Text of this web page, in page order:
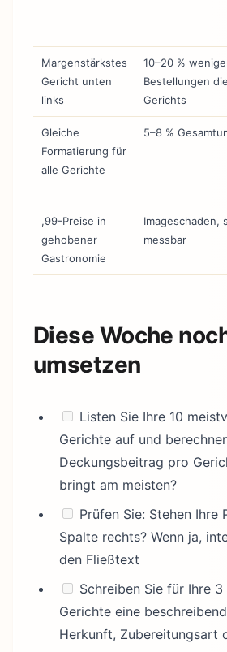
Margenstärkstes
Gericht unten
links
10–20 %
Bestellungen
Gerichts
Gleiche
Formatierung für
alle Gerichte
5–8 %
,99-Preise in
gehobener
Gastronomie
Imageschaden,
messbar
Diese Woche
umsetzen
Listen Sie Ihre 10
Gerichte auf und
Deckungsbeitrag pro
bringt am meisten?
Prüfen Sie: Stehen Ihre
Spalte rechts? Wenn ja,
den Fließtext
Schreiben Sie für Ihre
Gerichte eine
Herkunft, Zubereitungsart